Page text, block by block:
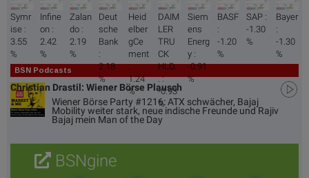
Symr
ise :
3.55
%
Infine
on :
2.42
%
Zalan
do :
2.19
%
Deut
sche
Bank
:
2.18
%
Heid
elber
gCe
ment
:
1.24
%
DAIM
LER
TRU
CK
HLD..
. :
-0.93
%
Siem
ens
Energ
y :
-0.91
%
BASF
:
-1.20
%
SAP :
-1.30
%
Bayer
:
-1.30
%
BSN Podcasts
Christian Drastil: Wiener Börse Plausch
Wiener Börse Party #1216: ATX schwächer, Bajaj
Mobility weiter stark, neue indische Freunde und Rajiv
Bajaj mein Man of the Day
BSNgine